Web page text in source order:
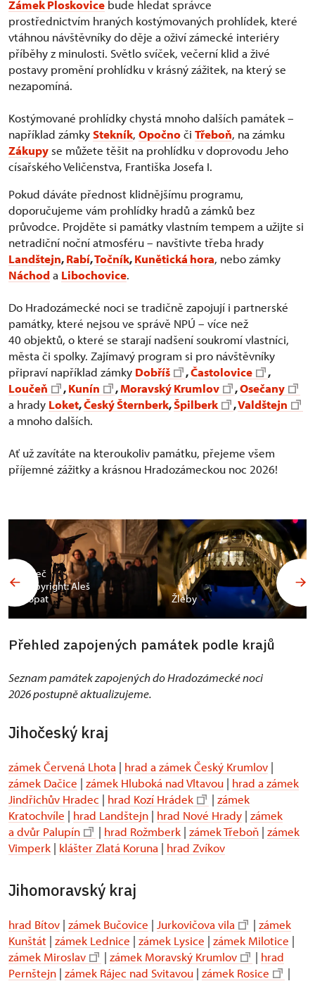
Zámek Ploskovice bude hledat správce
prostřednictvím hraných kostýmovaných prohlídek, které
vtáhnou návštěvníky do děje a oživí zámecké interiéry
příběhy z minulosti. Světlo svíček, večerní klid a živé
postavy promění prohlídku v krásný zážitek, na který se
nezapomíná.
Kostýmované prohlídky chystá mnoho dalších památek –
například zámkyStekník, Opočnoči Třeboň, na zámku
Zákupy se můžete těšit na prohlídku v doprovodu Jeho
císařského Veličenstva, Františka Josefa I.
Pokud dáváte přednost klidnějšímu programu,
doporučujeme vám prohlídky hradů a zámků bez
průvodce. Projděte si památky vlastním tempem a užijte si
netradiční noční atmosféru – navštivte třeba hrady
Landštejn,Rabí,Točník,Kunětická hora, nebo zámky
Náchoda Libochovice.
Do Hradozámecké noci se tradičně zapojují i partnerské
památky, které nejsou ve správě NPÚ – více než
40 objektů, o které se starají nadšení soukromí vlastníci,
města či spolky. Zajímavý program si pro návštěvníky
připraví například zámky Dobříš ,Častolovice
,
Loučeň
,Kunín ,Moravský Krumlov ,Osečany
a hrady Loket,Český Šternberk,Špilberk ,Valdštejn
a mnoho dalších.
Ať už zavítáte na kteroukoliv památku, přejeme všem
příjemné zážitky a krásnou Hradozámeckou noc 2026!
Valeč
Copyright: Aleš
Vopat
Žleby
Přehled zapojených památek podle krajů
Seznam památek zapojených do Hradozámecké noci
2026 postupně aktualizujeme.
Jihočeský kraj
zámek Červená Lhota | hrad a zámek Český Krumlov |
zámek Dačice | zámek Hluboká nad Vltavou | hrad a zámek
Jindřichův Hradec | hrad Kozí Hrádek | zámek
Kratochvíle | hrad Landštejn | hrad Nové Hrady | zámek
a dvůr Palupín
| hrad Rožmberk | zámek Třeboň | zámek
Vimperk | klášter Zlatá Koruna | hrad Zvíkov
Jihomoravský kraj
hrad Bítov | zámek Bučovice | Jurkovičova vila | zámek
Kunštát | zámek Lednice | zámek Lysice | zámek Milotice |
zámek Miroslav
| zámek Moravský Krumlov | hrad
Pernštejn | zámek Rájec nad Svitavou | zámek Rosice |